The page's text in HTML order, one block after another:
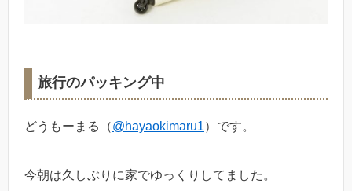
旅行のパッキング中
どうもーまる（@hayaokimaru1）です。
今朝は久しぶりに家でゆっくりしてました。